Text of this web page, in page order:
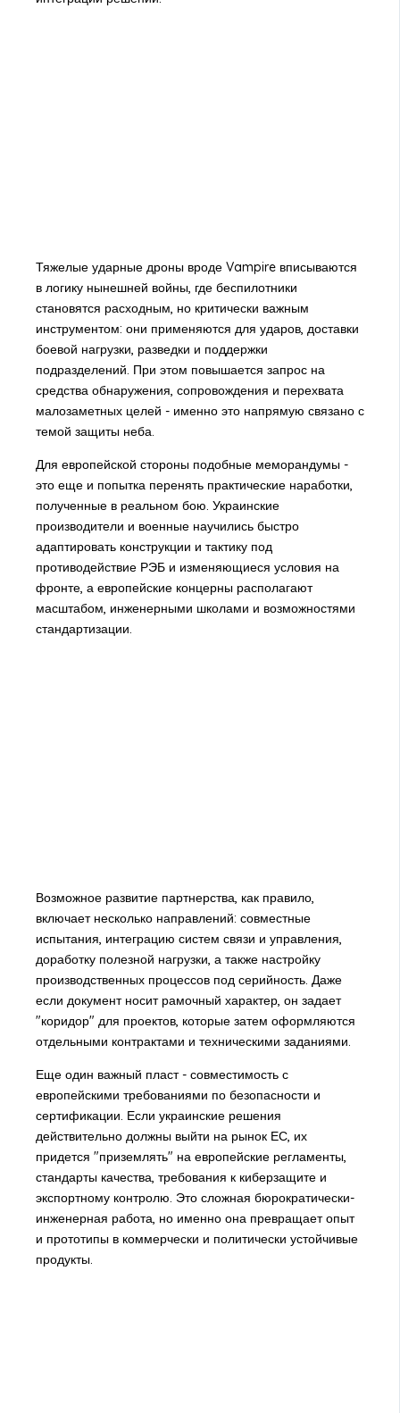
Тяжелые ударные дроны вроде Vampire вписываются
в логику нынешней войны, где беспилотники
становятся расходным, но критически важным
инструментом: они применяются для ударов, доставки
боевой нагрузки, разведки и поддержки
подразделений. При этом повышается запрос на
средства обнаружения, сопровождения и перехвата
малозаметных целей - именно это напрямую связано с
темой защиты неба.
Для европейской стороны подобные меморандумы -
это еще и попытка перенять практические наработки,
полученные в реальном бою. Украинские
производители и военные научились быстро
адаптировать конструкции и тактику под
противодействие РЭБ и изменяющиеся условия на
фронте, а европейские концерны располагают
масштабом, инженерными школами и возможностями
стандартизации.
Возможное развитие партнерства, как правило,
включает несколько направлений: совместные
испытания, интеграцию систем связи и управления,
доработку полезной нагрузки, а также настройку
производственных процессов под серийность. Даже
если документ носит рамочный характер, он задает
"коридор" для проектов, которые затем оформляются
отдельными контрактами и техническими заданиями.
Еще один важный пласт - совместимость с
европейскими требованиями по безопасности и
сертификации. Если украинские решения
действительно должны выйти на рынок ЕС, их
придется "приземлять" на европейские регламенты,
стандарты качества, требования к киберзащите и
экспортному контролю. Это сложная бюрократически-
инженерная работа, но именно она превращает опыт
и прототипы в коммерчески и политически устойчивые
продукты.